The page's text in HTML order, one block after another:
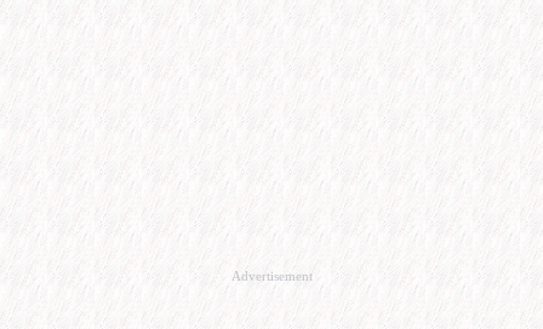
Advertisement